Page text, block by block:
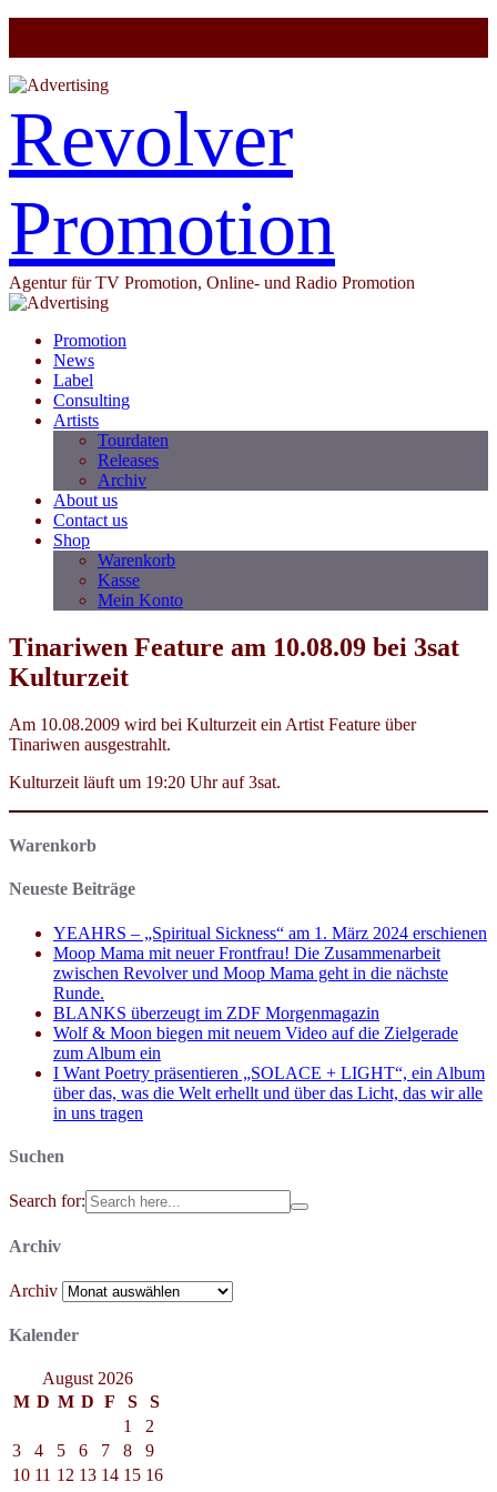
Revolver
Promotion
Agentur für TV Promotion, Online- und Radio Promotion
Promotion
News
Label
Consulting
Artists
Tourdaten
Releases
Archiv
About us
Contact us
Shop
Warenkorb
Kasse
Mein Konto
Tinariwen Feature am 10.08.09 bei 3sat
Kulturzeit
Am 10.08.2009 wird bei Kulturzeit ein Artist Feature über
Tinariwen ausgestrahlt.
Kulturzeit läuft um 19:20 Uhr auf 3sat.
Warenkorb
Neueste Beiträge
YEAHRS – „Spiritual Sickness“ am 1. März 2024 erschienen
Moop Mama mit neuer Frontfrau! Die Zusammenarbeit
zwischen Revolver und Moop Mama geht in die nächste
Runde.
BLANKS überzeugt im ZDF Morgenmagazin
Wolf & Moon biegen mit neuem Video auf die Zielgerade
zum Album ein
I Want Poetry präsentieren „SOLACE + LIGHT“, ein Album
über das, was die Welt erhellt und über das Licht, das wir alle
in uns tragen
Suchen
Search for:
Archiv
Archiv
Kalender
August 2026
M D M D F S
S
1
2
3
4 5 6 7 8
9
10 11 12 13 14 15 16